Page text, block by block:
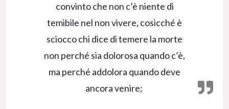
convinto che non c’è niente di
temibile nel non vivere, cosicché è
sciocco chi dice di temere la morte
non perché sia dolorosa quando c’è,
ma perché addolora quando deve
ancora venire;